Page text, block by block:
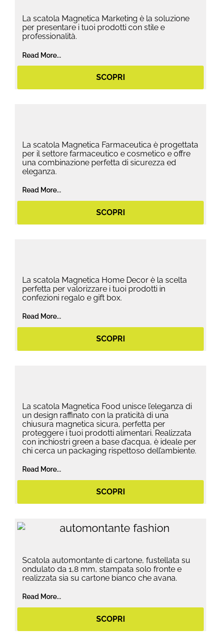
La scatola Magnetica Marketing è la soluzione
per presentare i tuoi prodotti con stile e
professionalità.
Read More...
SCOPRI
La scatola Magnetica Farmaceutica è progettata
per il settore farmaceutico e cosmetico e offre
una combinazione perfetta di sicurezza ed
eleganza.
Read More...
SCOPRI
La scatola Magnetica Home Decor è la scelta
perfetta per valorizzare i tuoi prodotti in
confezioni regalo e gift box.
Read More...
SCOPRI
La scatola Magnetica Food unisce l’eleganza di
un design raffinato con la praticità di una
chiusura magnetica sicura, perfetta per
proteggere i tuoi prodotti alimentari. Realizzata
con inchiostri green a base d’acqua, è ideale per
chi cerca un packaging rispettoso dell’ambiente.
Read More...
SCOPRI
Scatola automontante di cartone, fustellata su
ondulato da 1,8 mm, stampata solo fronte e
realizzata sia su cartone bianco che avana.
Read More...
SCOPRI